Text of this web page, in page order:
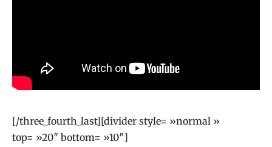
[/three_fourth_last][divider style= »normal »
top= »20″ bottom= »10″]